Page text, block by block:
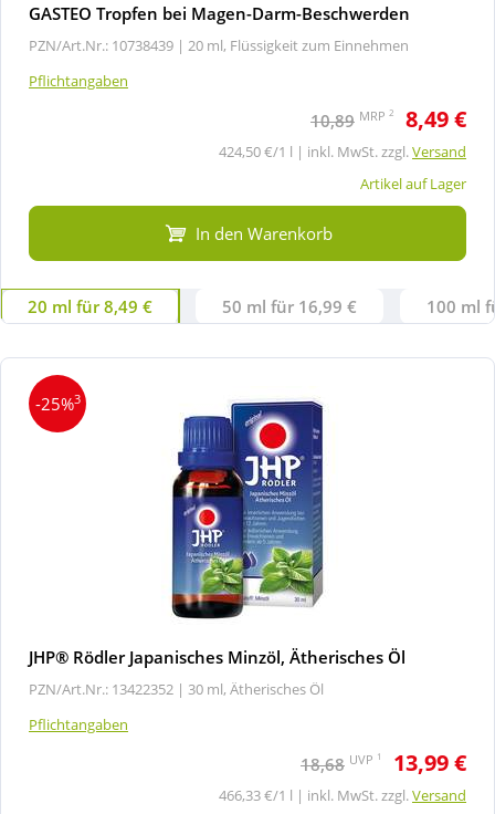
GASTEO Tropfen bei Magen-Darm-Beschwerden
PZN/Art.Nr.: 10738439 | 20 ml, Flüssigkeit zum Einnehmen
Pflichtangaben
10,89 MRP 2 8,49 €
424,50 €/1 l | inkl. MwSt. zzgl.Versand
Artikel auf Lager
In den Warenkorb
20 ml für 8,49 € 50 ml für 16,99 € 100 ml
-25%3
JHP® Rödler Japanisches Minzöl, Ätherisches Öl
PZN/Art.Nr.: 13422352 | 30 ml, Ätherisches Öl
Pflichtangaben
18,68 UVP 1 13,99 €
466,33 €/1 l | inkl. MwSt. zzgl.Versand